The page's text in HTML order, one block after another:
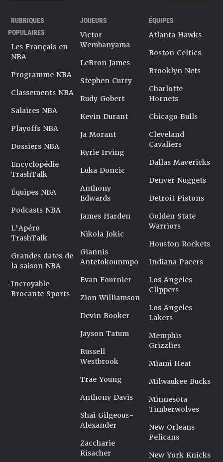
RUBRIQUES
POPULAIRES
Les Français en
NBA
Programme NBA
Classements NBA
Salaires NBA
Playoffs NBA
Dossiers NBA
Encyclopédie
TrashTalk
Équipes NBA
Podcasts NBA
L'Apéro
TrashTalk
Grandes dates de
la saison NBA
Incroyable
Brocante Sports
JOUEURS
Victor
Wembanyama
LeBron James
Stephen Curry
Rudy Gobert
Kevin Durant
Ja Morant
Kyrie Irving
Luka Doncic
Anthony
Edwards
James Harden
Nikola Jokic
Giannis
Antetokounmpo
Evan Fournier
Zion Williamson
Devin Booker
Jayson Tatum
Russell
Westbrook
Trae Young
Anthony Davis
Shai Gilgeous-
Alexander
Zaccharie
Risacher
ÉQUIPES
Atlanta Hawks
Boston Celtics
Brooklyn Nets
Charlotte
Hornets
Chicago Bulls
Cleveland
Cavaliers
Dallas Mavericks
Denver Nuggets
Detroit Pistons
Golden State
Warriors
Houston Rockets
Indiana Pacers
Los Angeles
Clippers
Los Angeles
Lakers
Memphis
Grizzlies
Miami Heat
Milwaukee Bucks
Minnesota
Timberwolves
New Orleans
Pelicans
New York Knicks